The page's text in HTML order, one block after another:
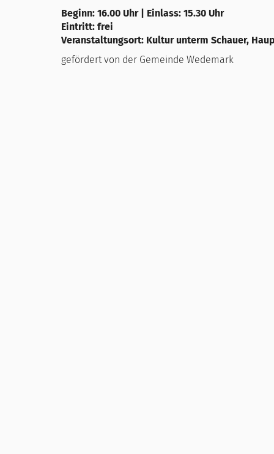
Beginn: 16.00 Uhr | Einlass: 15.30 Uhr
Eintritt: frei
Veranstaltungsort: Kultur unterm Schauer,
gefördert von der Gemeinde Wedemark